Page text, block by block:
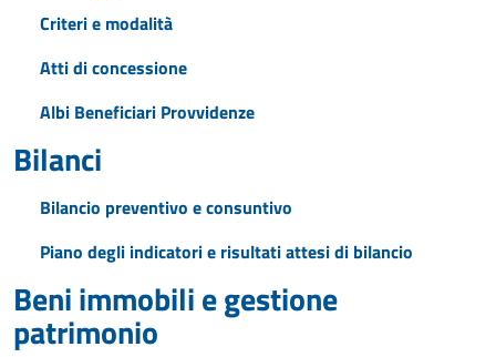
Criteri e modalità
Atti di concessione
Albi Beneficiari Provvidenze
Bilanci
Bilancio preventivo e consuntivo
Piano degli indicatori e risultati attesi di bilancio
Beni immobili e gestione
patrimonio